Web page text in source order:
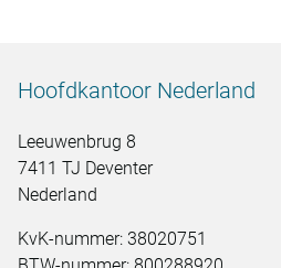
Hoofdkantoor Nederland
Leeuwenbrug 8
7411 TJ Deventer
Nederland
KvK-nummer: 38020751